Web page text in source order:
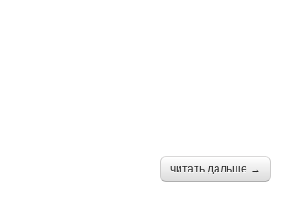
читать дальше →